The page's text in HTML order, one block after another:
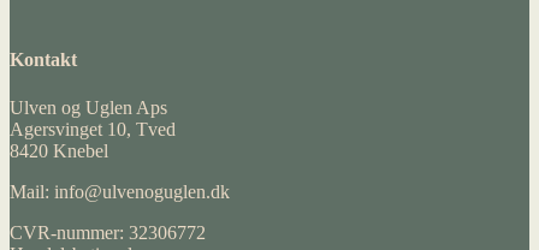
Kontakt
Ulven og Uglen Aps
Agersvinget 10, Tved
8420 Knebel
Mail: info@ulvenoguglen.dk
CVR-nummer: 32306772